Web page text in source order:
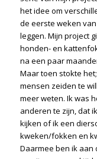
het idee om
de eerste weken
leggen. Mijn project
honden- en
na een paar
Maar toen stokte
mensen zeiden te
meer weten. Ik was
anderen te zijn, dat
kijken of ik een
kweken/fokken en
Daarmee ben ik aan